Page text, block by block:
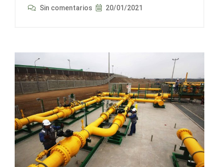
Sin comentarios 20/01/2021